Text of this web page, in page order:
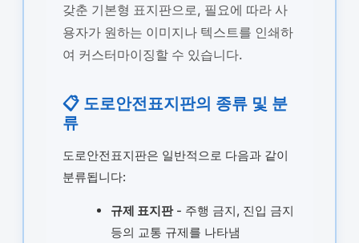
갖춘 기본형 표지판으로, 필요에 따라 사
용자가 원하는 이미지나 텍스트를 인쇄하
여 커스터마이징할 수 있습니다.
📋 도로안전표지판의 종류 및 분
류
도로안전표지판은 일반적으로 다음과 같이
분류됩니다:
규제 표지판- 주행 금지, 진입 금지
등의 교통 규제를 나타냄